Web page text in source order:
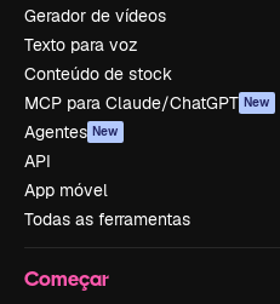
Gerador de vídeos
Texto para voz
Conteúdo de stock
MCP para Claude/ChatGPT New
Agentes New
API
App móvel
Todas as ferramentas
Começar